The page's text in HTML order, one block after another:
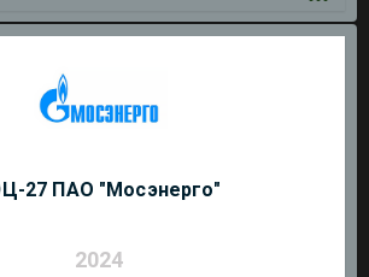
27 ПАО "Мосэнерго"
2024